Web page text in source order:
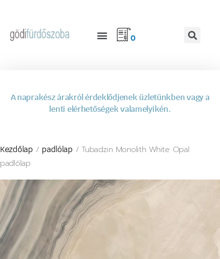
0
A naprakész árakról érdeklődjenek üzletünkben vagy a
lenti elérhetőségek valamelyikén.
Kezdőlap / padlólap / Tubadzin Monolith White Opal
padlólap